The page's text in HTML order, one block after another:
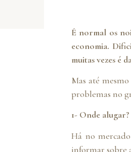
É normal os
economia.
muitas vezes é
Mas até
problemas no
1- Onde alugar?
Há no
informar sobre